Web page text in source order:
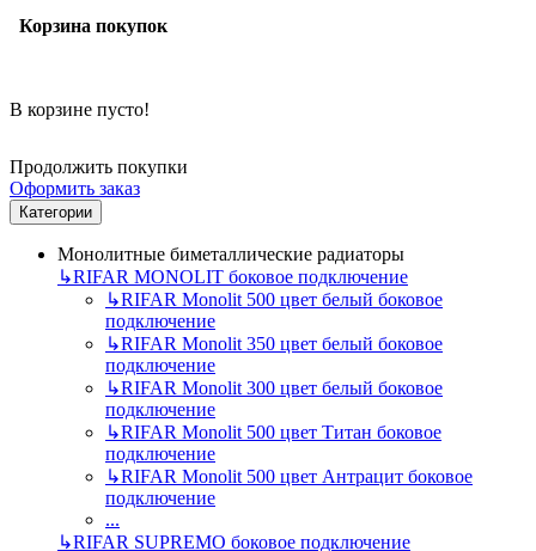
Корзина покупок
В корзине пусто!
Продолжить покупки
Оформить заказ
Категории
Монолитные биметаллические радиаторы
↳RIFAR MONOLIT боковое подключение
↳RIFAR Monolit 500 цвет белый боковое
подключение
↳RIFAR Monolit 350 цвет белый боковое
подключение
↳RIFAR Monolit 300 цвет белый боковое
подключение
↳RIFAR Monolit 500 цвет Титан боковое
подключение
↳RIFAR Monolit 500 цвет Антрацит боковое
подключение
...
↳RIFAR SUPREMO боковое подключение